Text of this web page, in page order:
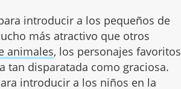
introducir a los pequeños de
más atractivo que otros
animales, los personajes favoritos
tan disparatada como graciosa.
introducir a los niños en la